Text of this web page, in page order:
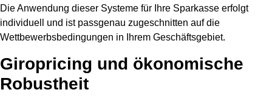
Die Anwendung dieser Systeme für Ihre Sparkasse erfolgt
individuell und ist passgenau zugeschnitten auf die
Wettbewerbsbedingungen in Ihrem Geschäftsgebiet.
Giropricing und ökonomische
Robustheit